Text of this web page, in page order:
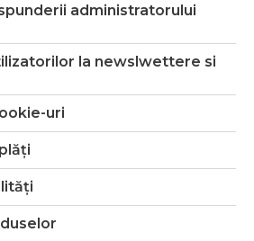
administratorului
la newslwettere si
uri